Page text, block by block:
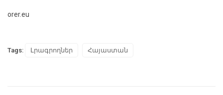
orer.eu
Tags: Լրագրողներ Հայաստան